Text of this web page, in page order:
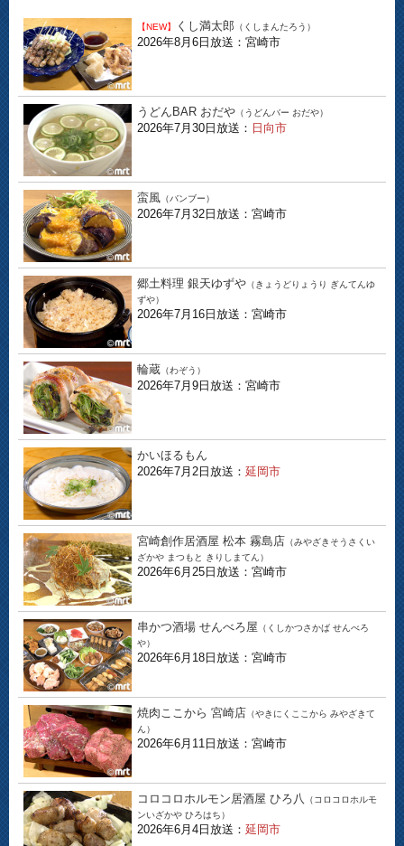
【NEW】 くし満太郎 （くしまんたろう）
2026年8月6日放送：宮崎市
うどんBAR おだや （うどんバー おだや）
2026年7月30日放送： 日向市
蛮風 （バンブー）
2026年7月32日放送：宮崎市
郷土料理 銀天ゆずや （きょうどりょうり ぎんてんゆ
ずや）
2026年7月16日放送：宮崎市
輪蔵 （わぞう）
2026年7月9日放送：宮崎市
かいほるもん
2026年7月2日放送： 延岡市
宮崎創作居酒屋 松本 霧島店 （みやざきそうさくい
ざかや まつもと きりしまてん）
2026年6月25日放送：宮崎市
串かつ酒場 せんべろ屋 （くしかつさかば せんべろ
や）
2026年6月18日放送：宮崎市
焼肉ここから 宮崎店 （やきにくここから みやざきて
ん）
2026年6月11日放送：宮崎市
コロコロホルモン居酒屋 ひろ八 （コロコロホルモ
ンいざかや ひろはち）
2026年6月4日放送： 延岡市